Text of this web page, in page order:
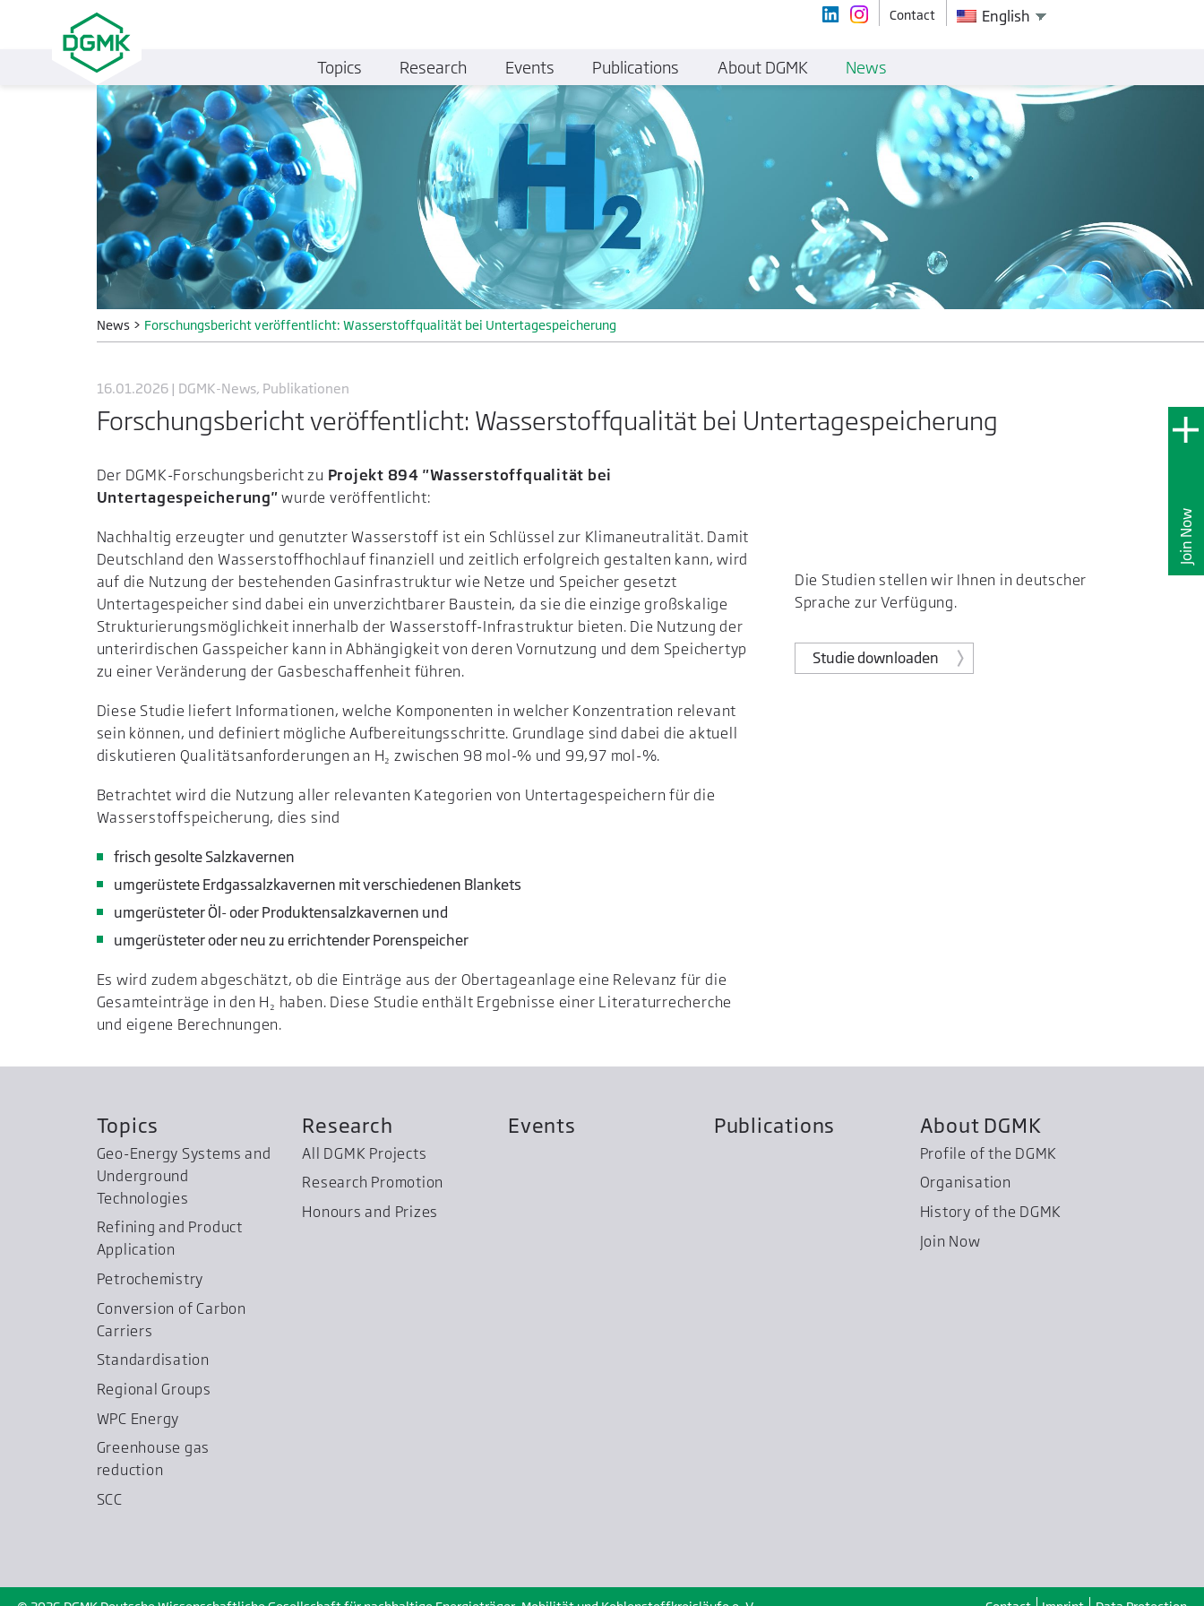
Join Now
News> Forschungsbericht veröffentlicht: Wasserstoffqualität bei Untertagespeicherung
16.01.2026 | DGMK-News, Publikationen
Forschungsbericht veröffentlicht: Wasserstoffqualität bei Untertagespeicherung
Der DGMK-Forschungsbericht zu Projekt 894 "Wasserstoffqualität bei
Untertagespeicherung" wurde veröffentlicht:
Nachhaltig erzeugter und genutzter Wasserstoff ist ein Schlüssel zur Klimaneutralität. Damit
Deutschland den Wasserstoffhochlauf finanziell und zeitlich erfolgreich gestalten kann, wird
auf die Nutzung der bestehenden Gasinfrastruktur wie Netze und Speicher gesetzt
Untertagespeicher sind dabei ein unverzichtbarer Baustein, da sie die einzige großskalige
Strukturierungsmöglichkeit innerhalb der Wasserstoff-Infrastruktur bieten. Die Nutzung der
unterirdischen Gasspeicher kann in Abhängigkeit von deren Vornutzung und dem Speichertyp
zu einer Veränderung der Gasbeschaffenheit führen.
Diese Studie liefert Informationen, welche Komponenten in welcher Konzentration relevant
sein können, und definiert mögliche Aufbereitungsschritte. Grundlage sind dabei die aktuell
diskutieren Qualitätsanforderungen an H₂ zwischen 98 mol-% und 99,97 mol-%.
Betrachtet wird die Nutzung aller relevanten Kategorien von Untertagespeichern für die
Wasserstoffspeicherung, dies sind
frisch gesolte Salzkavernen
umgerüstete Erdgassalzkavernen mit verschiedenen Blankets
umgerüsteter Öl- oder Produktensalzkavernen und
umgerüsteter oder neu zu errichtender Porenspeicher
Es wird zudem abgeschätzt, ob die Einträge aus der Obertageanlage eine Relevanz für die
Gesamteinträge in den H₂ haben. Diese Studie enthält Ergebnisse einer Literaturrecherche
und eigene Berechnungen.
Die Studien stellen wir Ihnen in deutscher
Sprache zur Verfügung.
Studie downloaden
Topics
Geo-Energy Systems and
Underground
Technologies
Refining and Product
Application
Petrochemistry
Conversion of Carbon
Carriers
Standardisation
Regional Groups
WPC Energy
Greenhouse gas
reduction
SCC
Research
All DGMK Projects
Research Promotion
Honours and Prizes
Events Publications About DGMK
Profile of the DGMK
Organisation
History of the DGMK
Join Now
Contact English
Topics Research Events Publications About DGMK News